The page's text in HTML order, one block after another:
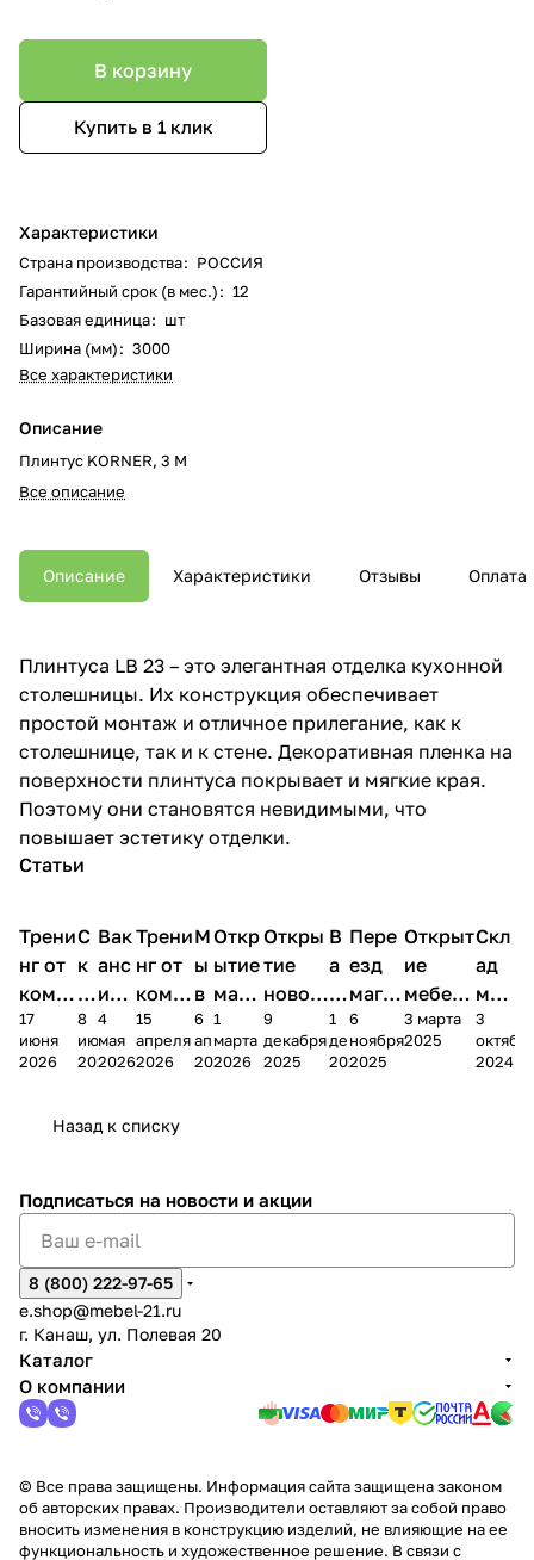
В корзину
Купить в 1 клик
Характеристики
Страна производства: РОССИЯ
Гарантийный срок (в мес.): 12
Базовая единица: шт
Ширина (мм): 3000
Все характеристики
Описание
Плинтус KORNER, 3 М
Все описание
Описание Характеристики Отзывы Оплата
Плинтуса LB 23 – это элегантная отделка кухонной
столешницы. Их конструкция обеспечивает
простой монтаж и отличное прилегание, как к
столешнице, так и к стене. Декоративная пленка на
поверхности плинтуса покрывает и мягкие края.
Поэтому они становятся невидимыми, что
повышает эстетику отделки.
Статьи
Трени
нг от
комп
ании
Мело
17
июня
2026
С
к
и
д
к
2
8
июня
2026
Вак
анс
ия в
Чеб
окс
4
мая
2026
Трени
нг от
комп
ании
Мело
15
апреля
2026
М
ы
в
М
А
6
апреля
2026
Откр
ытие
мага
зина
в
1
марта
2026
Откры
тие
новог
о
магаз
9
декабря
2025
В
а
к
а
н
1
декабря
2025
Пере
езд
магаз
ина в
г.
6
ноября
2025
Открыт
ие
мебель
ного
салона
3 марта
2025
Скл
ад
меб
ели
пер
3
2024
Назад к списку
Подписаться на новости и акции
8 (800) 222-97-65
e.shop@mebel-21.ru
г. Канаш, ул. Полевая 20
Каталог
О компании
© Все права защищены. Информация сайта защищена законом
об авторских правах. Производители оставляют за собой право
вносить изменения в конструкцию изделий, не влияющие на ее
функциональность и художественное решение. В связи с